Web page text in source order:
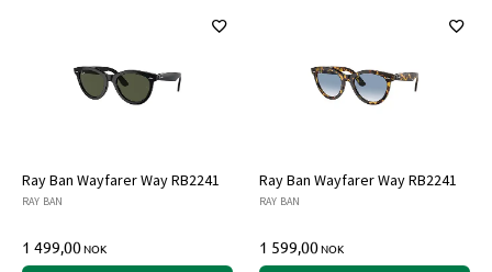
Ray Ban Wayfarer Way RB2241
RAY BAN
1 499,00NOK
Ray Ban Wayfarer Way RB2241
RAY BAN
1 599,00NOK